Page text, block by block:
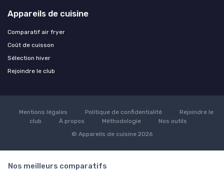
Appareils de cuisine
Comparatif air fryer
Coût de cuisson
Sélection hiver
Rejoindre le club
Mentions légales Politique de confidentialité
Rejoindre le
club
À propos Méthodologie
Nos outils
© Appareils de cuisine 2026
Nos meilleurs comparatifs